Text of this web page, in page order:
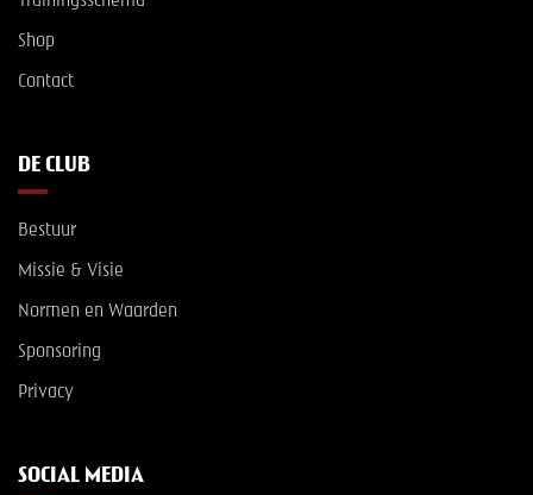
Shop
Contact
DE CLUB
Bestuur
Missie & Visie
Normen en Waarden
Sponsoring
Privacy
SOCIAL MEDIA